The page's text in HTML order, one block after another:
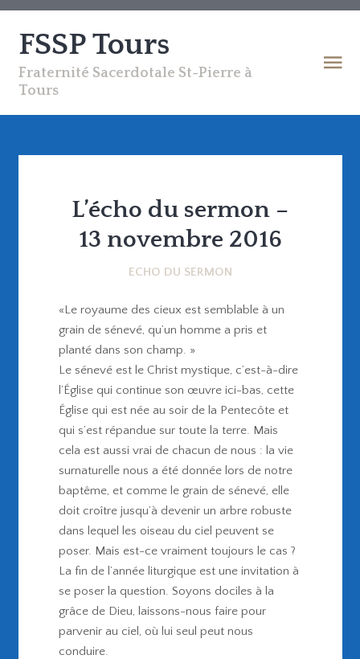
FSSP Tours
Fraternité Sacerdotale St-Pierre à
Tours
L’écho du sermon –
13 novembre 2016
ECHO DU SERMON
«Le royaume des cieux est semblable à un
grain de sénevé, qu’un homme a pris et
planté dans son champ. »
Le sénevé est le Christ mystique, c’est-à-dire
l’Église qui continue son œuvre ici-bas, cette
Église qui est née au soir de la Pentecôte et
qui s’est répandue sur toute la terre. Mais
cela est aussi vrai de chacun de nous : la vie
surnaturelle nous a été donnée lors de notre
baptême, et comme le grain de sénevé, elle
doit croître jusqu’à devenir un arbre robuste
dans lequel les oiseau du ciel peuvent se
poser. Mais est-ce vraiment toujours le cas ?
La fin de l’année liturgique est une invitation à
se poser la question. Soyons dociles à la
grâce de Dieu, laissons-nous faire pour
parvenir au ciel, où lui seul peut nous
conduire.